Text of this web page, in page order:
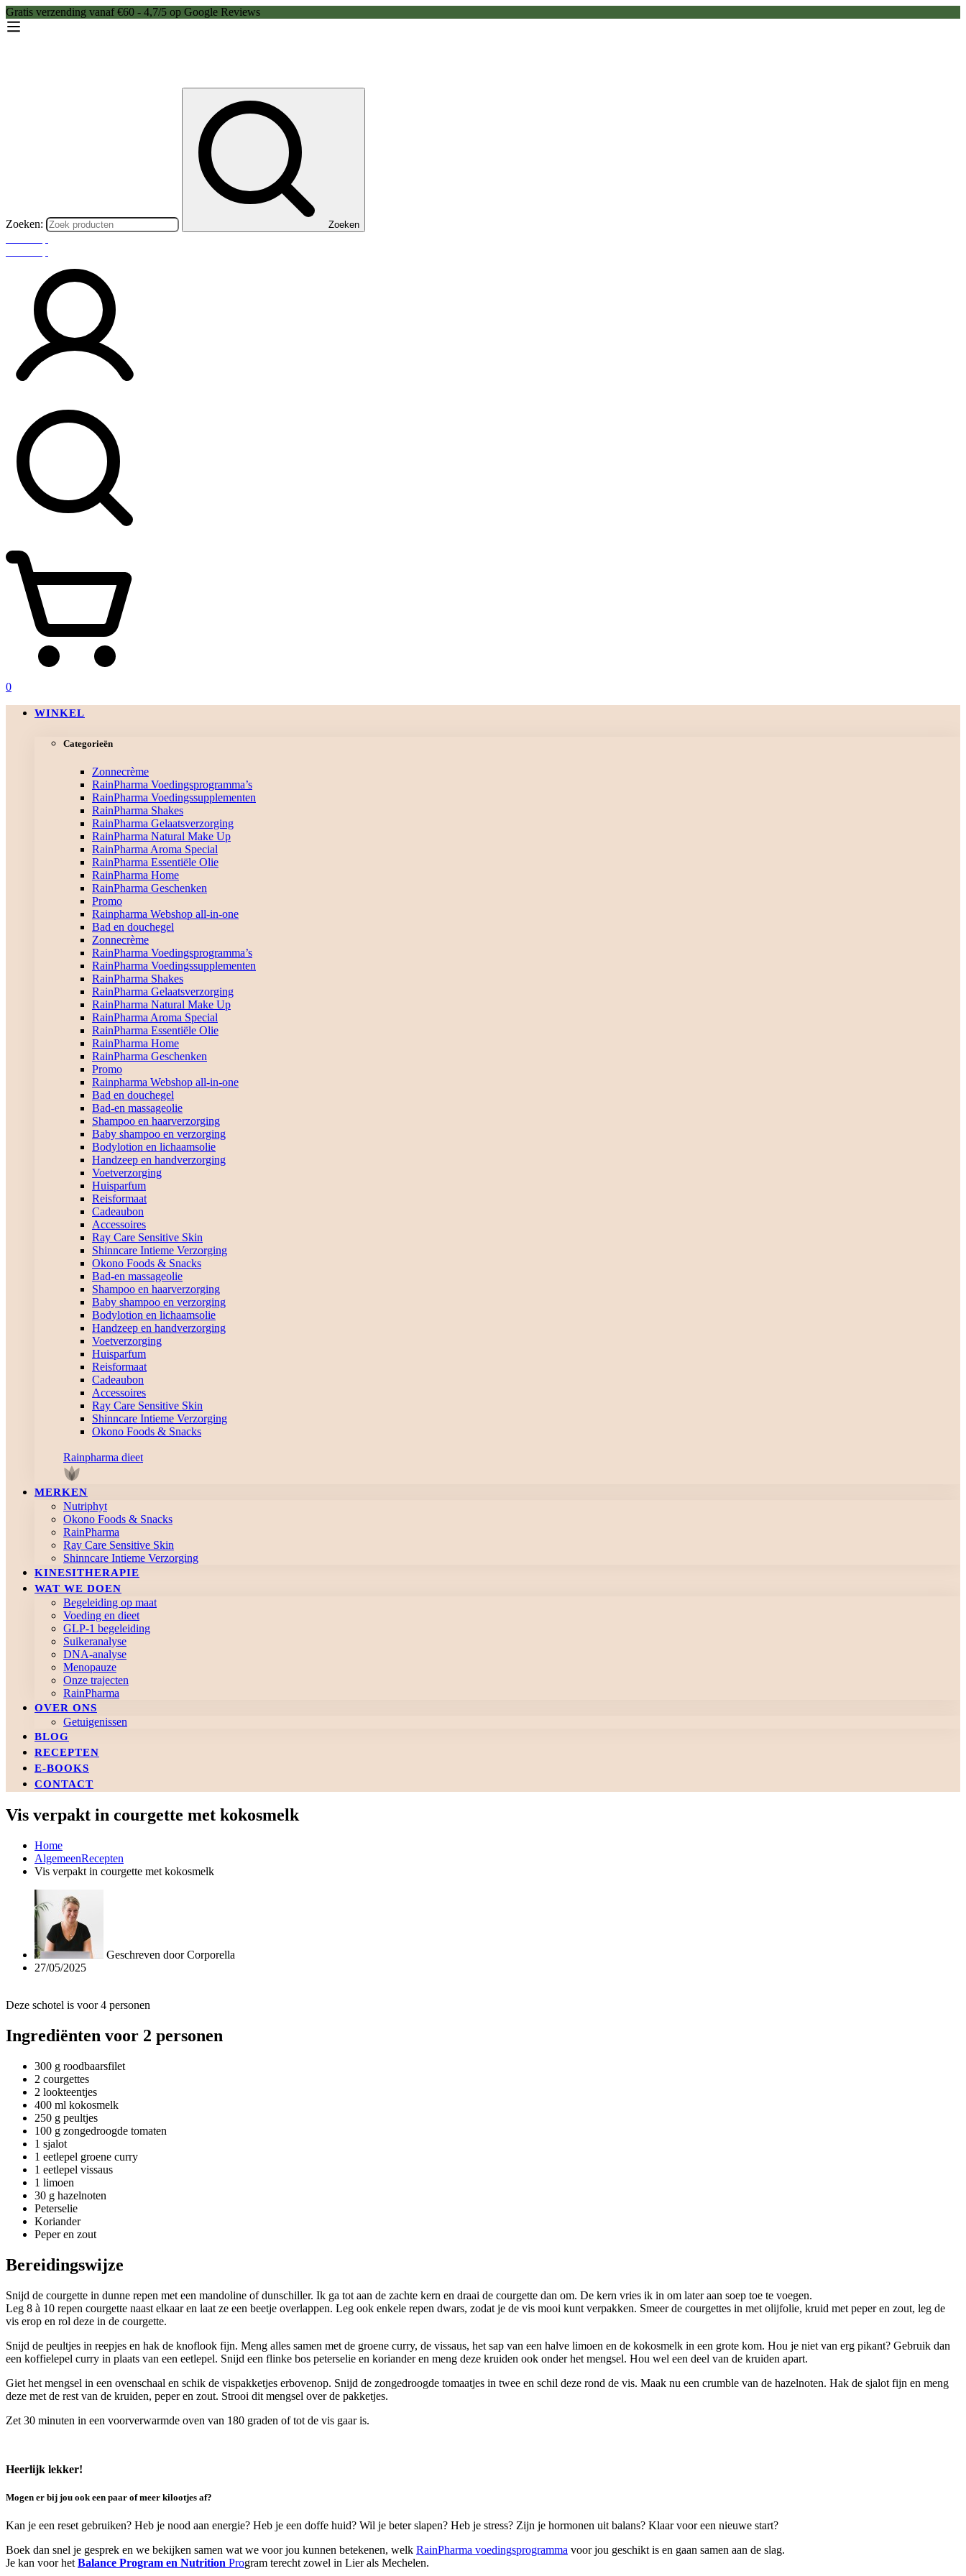
Gratis verzending vanaf €60 - 4,7/5 op Google Reviews
Zoeken: Zoeken
0
WINKEL
Categorieën
Zonnecrème
RainPharma Voedingsprogramma’s
RainPharma Voedingssupplementen
RainPharma Shakes
RainPharma Gelaatsverzorging
RainPharma Natural Make Up
RainPharma Aroma Special
RainPharma Essentiële Olie
RainPharma Home
RainPharma Geschenken
Promo
Rainpharma Webshop all-in-one
Bad en douchegel
Zonnecrème
RainPharma Voedingsprogramma’s
RainPharma Voedingssupplementen
RainPharma Shakes
RainPharma Gelaatsverzorging
RainPharma Natural Make Up
RainPharma Aroma Special
RainPharma Essentiële Olie
RainPharma Home
RainPharma Geschenken
Promo
Rainpharma Webshop all-in-one
Bad en douchegel
Bad-en massageolie
Shampoo en haarverzorging
Baby shampoo en verzorging
Bodylotion en lichaamsolie
Handzeep en handverzorging
Voetverzorging
Huisparfum
Reisformaat
Cadeaubon
Accessoires
Ray Care Sensitive Skin
Shinncare Intieme Verzorging
Okono Foods & Snacks
Bad-en massageolie
Shampoo en haarverzorging
Baby shampoo en verzorging
Bodylotion en lichaamsolie
Handzeep en handverzorging
Voetverzorging
Huisparfum
Reisformaat
Cadeaubon
Accessoires
Ray Care Sensitive Skin
Shinncare Intieme Verzorging
Okono Foods & Snacks
Rainpharma dieet
MERKEN
Nutriphyt
Okono Foods & Snacks
RainPharma
Ray Care Sensitive Skin
Shinncare Intieme Verzorging
KINESITHERAPIE
WAT WE DOEN
Begeleiding op maat
Voeding en dieet
GLP-1 begeleiding
Suikeranalyse
DNA-analyse
Menopauze
Onze trajecten
RainPharma
OVER ONS
Getuigenissen
BLOG
RECEPTEN
E-BOOKS
CONTACT
Vis verpakt in courgette met kokosmelk
Home
AlgemeenRecepten
Vis verpakt in courgette met kokosmelk
Geschreven doorCorporella
27/05/2025
Deze schotel is voor 4 personen
Ingrediënten voor 2 personen
300 g roodbaarsfilet
2 courgettes
2 lookteentjes
400 ml kokosmelk
250 g peultjes
100 g zongedroogde tomaten
1 sjalot
1 eetlepel groene curry
1 eetlepel vissaus
1 limoen
30 g hazelnoten
Peterselie
Koriander
Peper en zout
Bereidingswijze
Snijd de courgette in dunne repen met een mandoline of dunschiller. Ik ga tot aan de zachte kern en draai de courgette dan om. De kern vries ik in om later aan soep toe te voegen.
Leg 8 à 10 repen courgette naast elkaar en laat ze een beetje overlappen. Leg ook enkele repen dwars, zodat je de vis mooi kunt verpakken. Smeer de courgettes in met olijfolie, kruid met peper en zout, leg de
vis erop en rol deze in de courgette.
Snijd de peultjes in reepjes en hak de knoflook fijn. Meng alles samen met de groene curry, de vissaus, het sap van een halve limoen en de kokosmelk in een grote kom. Hou je niet van erg pikant? Gebruik dan
een koffielepel curry in plaats van een eetlepel. Snijd een flinke bos peterselie en koriander en meng deze kruiden ook onder het mengsel. Hou wel een deel van de kruiden apart.
Giet het mengsel in een ovenschaal en schik de vispakketjes erbovenop. Snijd de zongedroogde tomaatjes in twee en schil deze rond de vis. Maak nu een crumble van de hazelnoten. Hak de sjalot fijn en meng
deze met de rest van de kruiden, peper en zout. Strooi dit mengsel over de pakketjes.
Zet 30 minuten in een voorverwarmde oven van 180 graden of tot de vis gaar is.
Heerlijk lekker!
Mogen er bij jou ook een paar of meer kilootjes af?
Kan je een reset gebruiken? Heb je nood aan energie? Heb je een doffe huid? Wil je beter slapen? Heb je stress? Zijn je hormonen uit balans? Klaar voor een nieuwe start?
Boek dan snel je gesprek en we bekijken samen wat we voor jou kunnen betekenen, welk RainPharma voedingsprogramma voor jou geschikt is en gaan samen aan de slag.
Je kan voor het Balance Program en Nutrition Program terecht zowel in Lier als Mechelen.